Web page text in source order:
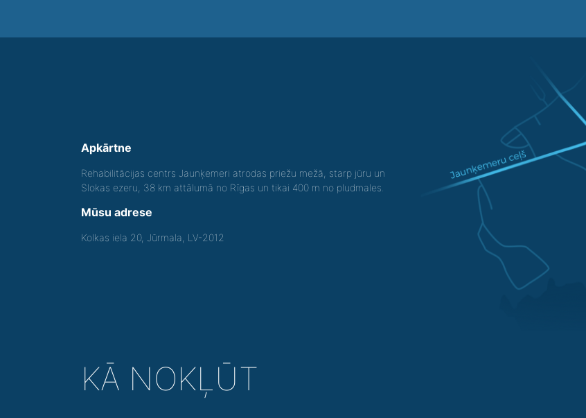
Apkārtne
Rehabilitācijas centrs Jaunķemeri atrodas priežu mežā, starp jūru un
Slokas ezeru, 38 km attālumā no Rīgas un tikai 400 m no pludmales.
Mūsu adrese
Kolkas iela 20, Jūrmala, LV-2012
KĀ NOKĻŪT